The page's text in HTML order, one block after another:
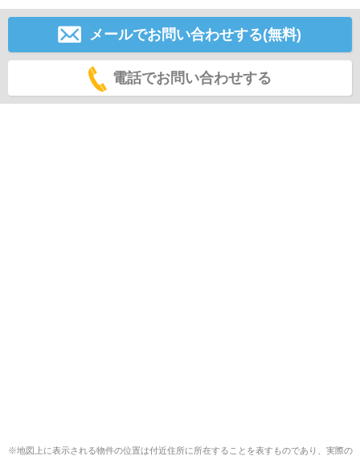
メールでお問い合わせする(無料)
電話でお問い合わせする
※地図上に表示される物件の位置は付近住所に所在することを表すものであり、実際の